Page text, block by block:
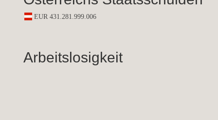
Arbeitslosigkeit